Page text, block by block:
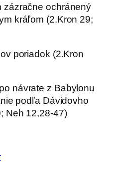
zázračne ochránený
kráľom (2.Kron 29;
poriadok (2.Kron
návrate z Babylonu
podľa Dávidovho
Neh 12,28-47)